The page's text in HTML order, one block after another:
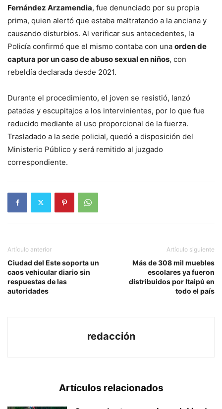
Fernández Arzamendia, fue denunciado por su propia
prima, quien alertó que estaba maltratando a la anciana y
causando disturbios. Al verificar sus antecedentes, la
Policía confirmó que el mismo contaba con una orden de
captura por un caso de abuso sexual en niños, con
rebeldía declarada desde 2021.
Durante el procedimiento, el joven se resistió, lanzó
patadas y escupitajos a los intervinientes, por lo que fue
reducido mediante el uso proporcional de la fuerza.
Trasladado a la sede policial, quedó a disposición del
Ministerio Público y será remitido al juzgado
correspondiente.
Artículo anterior
Ciudad del Este soporta un
caos vehicular diario sin
respuestas de las
autoridades
Artículo siguiente
Más de 308 mil muebles
escolares ya fueron
distribuidos por Itaipú en
todo el país
redacción
Artículos relacionados